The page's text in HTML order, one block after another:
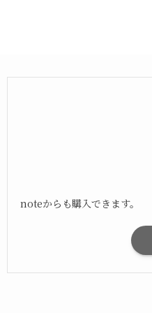
noteからも購入できます。